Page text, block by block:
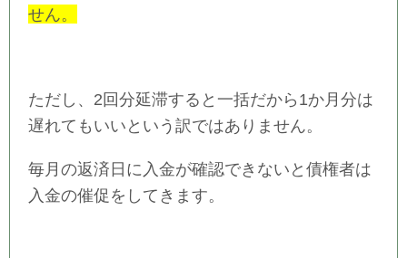
せん。
ただし、2回分延滞すると一括だから1か月分は
遅れてもいいという訳ではありません。
毎月の返済日に入金が確認できないと債権者は
入金の催促をしてきます。